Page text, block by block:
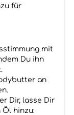
für
mit
Du ihn
an
Dir, lasse Dir
Öl hinzu: